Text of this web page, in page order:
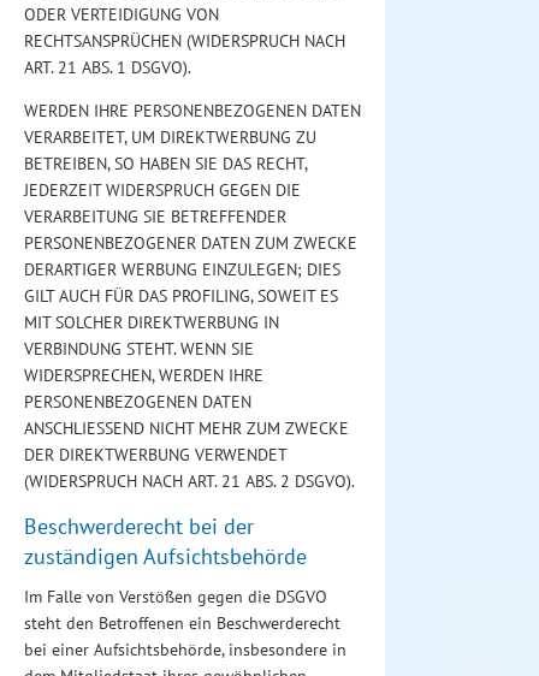
ODER VERTEIDIGUNG VON
RECHTSANSPRÜCHEN (WIDERSPRUCH NACH
ART. 21 ABS. 1 DSGVO).
WERDEN IHRE PERSONENBEZOGENEN DATEN
VERARBEITET, UM DIREKTWERBUNG ZU
BETREIBEN, SO HABEN SIE DAS RECHT,
JEDERZEIT WIDERSPRUCH GEGEN DIE
VERARBEITUNG SIE BETREFFENDER
PERSONENBEZOGENER DATEN ZUM ZWECKE
DERARTIGER WERBUNG EINZULEGEN; DIES
GILT AUCH FÜR DAS PROFILING, SOWEIT ES
MIT SOLCHER DIREKTWERBUNG IN
VERBINDUNG STEHT. WENN SIE
WIDERSPRECHEN, WERDEN IHRE
PERSONENBEZOGENEN DATEN
ANSCHLIESSEND NICHT MEHR ZUM ZWECKE
DER DIREKTWERBUNG VERWENDET
(WIDERSPRUCH NACH ART. 21 ABS. 2 DSGVO).
Beschwerde­recht bei der
zuständigen Aufsichts­behörde
Im Falle von Verstößen gegen die DSGVO
steht den Betroffenen ein Beschwerderecht
bei einer Aufsichtsbehörde, insbesondere in